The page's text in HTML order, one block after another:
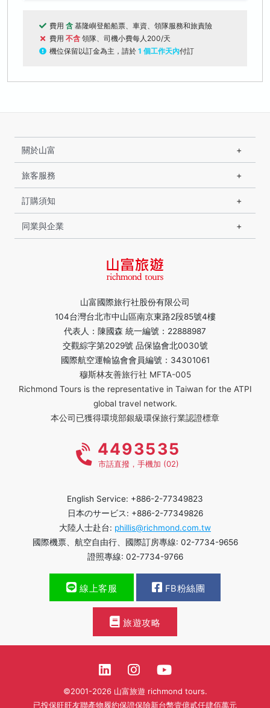
費用 含 基隆嶼登船船票、車資、領隊服務和旅責險
費用 不含 領隊、司機小費每人200/天
機位保留以訂金為主，請於 1 個工作天內付訂
山富國際旅行社股份有限公司
104台灣台北市中山區南京東路2段85號4樓
代表人：陳國森 統一編號：22888987
交觀綜字第2029號 品保協會北0030號
國際航空運輸協會會員編號：34301061
穆斯林友善旅行社 MFTA-005
Richmond Tours is the representative in Taiwan for the ATPI
global travel network.
本公司已獲得環境部銀級環保旅行業認證標章
關於山富
旅客服務
訂購須知
同業與企業
4493535
市話直撥，手機加 (02)
English Service: +886-2-77349823
日本のサービス: +886-2-77349826
大陸人士赴台: phillis@richmond.com.tw
國際機票、航空自由行、國際訂房專線: 02-7734-9656
證照專線: 02-7734-9766
線上客服 FB粉絲團
旅遊攻略
©2001-2026 山富旅遊 richmond tours.
已投保旺旺友聯產物履約保證保險新台幣壹億貳仟肆佰萬元